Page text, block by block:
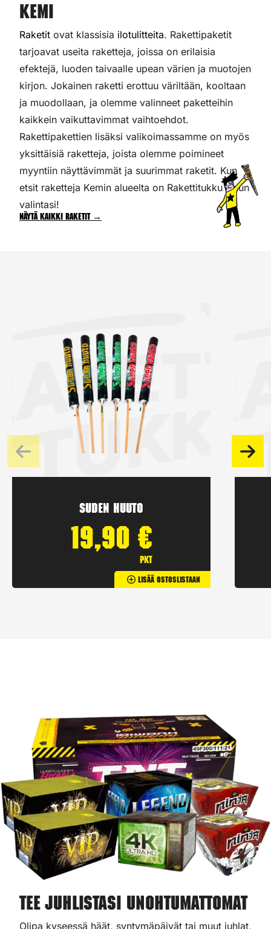
Kemi
Raketit ovat klassisia ilotulitteita. Rakettipaketit
tarjoavat useita raketteja, joissa on erilaisia
efektejä, luoden taivaalle upean värien ja muotojen
kirjon. Jokainen raketti erottuu väriltään, kooltaan
ja muodollaan, ja olemme valinneet paketteihin
kaikkein vaikuttavimmat vaihtoehdot.
Rakettipakettien lisäksi valikoimassamme on myös
yksittäisiä raketteja, joista olemme poimineet
myyntiin näyttävimmät ja suurimmat raketit. Kun
etsit raketteja Kemin alueelta on Rakettitukku sinun
valintasi!
Näytä kaikki raketit →
Suden huuto
19,90 €
pkt
Lisää Ostoslistaan
Tee juhlistasi unohtumattomat
Olipa kyseessä häät, syntymäpäivät tai muut juhlat,